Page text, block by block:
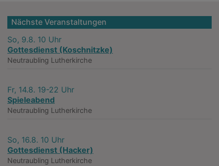
Nächste Veranstaltungen
So, 9.8. 10 Uhr
Gottesdienst (Koschnitzke)
Neutraubling Lutherkirche
Fr, 14.8. 19-22 Uhr
Spieleabend
Neutraubling Lutherkirche
So, 16.8. 10 Uhr
Gottesdienst (Hacker)
Neutraubling Lutherkirche